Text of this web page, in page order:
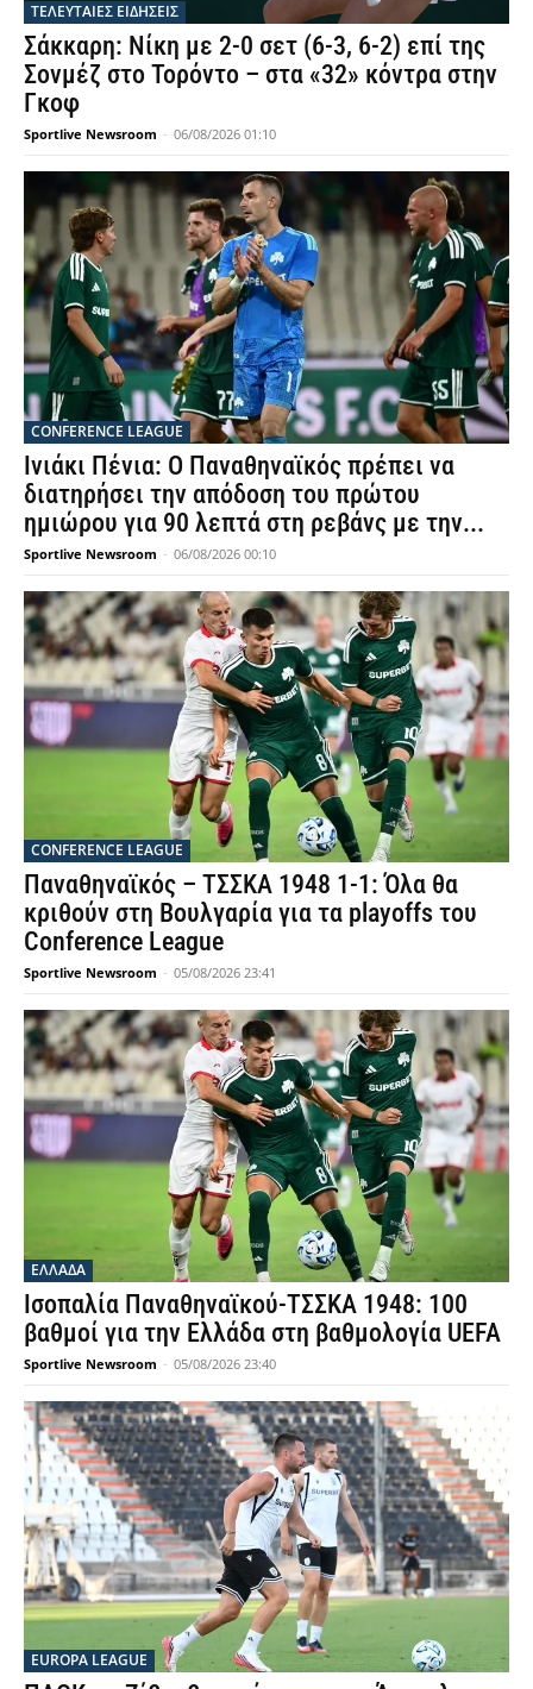
ΤΕΛΕΥΤΑΙΕΣ ΕΙΔΗΣΕΙΣ
Σάκκαρη: Νίκη με 2-0 σετ (6-3, 6-2) επί της
Σονμέζ στο Τορόντο – στα «32» κόντρα στην
Γκοφ
Sportlive Newsroom - 06/08/2026 01:10
CONFERENCE LEAGUE
Ινιάκι Πένια: Ο Παναθηναϊκός πρέπει να
διατηρήσει την απόδοση του πρώτου
ημιώρου για 90 λεπτά στη ρεβάνς με την...
Sportlive Newsroom - 06/08/2026 00:10
CONFERENCE LEAGUE
Παναθηναϊκός – ΤΣΣΚΑ 1948 1-1: Όλα θα
κριθούν στη Βουλγαρία για τα playoffs του
Conference League
Sportlive Newsroom - 05/08/2026 23:41
ΕΛΛΑΔΑ
Ισοπαλία Παναθηναϊκού-ΤΣΣΚΑ 1948: 100
βαθμοί για την Ελλάδα στη βαθμολογία UEFA
Sportlive Newsroom - 05/08/2026 23:40
EUROPA LEAGUE